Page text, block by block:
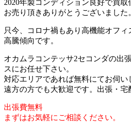
2020年製コンディション良好で買取
お売り頂きありがとうございました
只今、コロナ禍もあり高機能オフ
高騰傾向です。
オカムラコンテッサ2セコンダの出
スにお任せ下さい。
対応エリアであれば無料にてお伺い
遠方の方でも大歓迎です。出張・宅
出張費無料
まずはお気軽にご相談ください。